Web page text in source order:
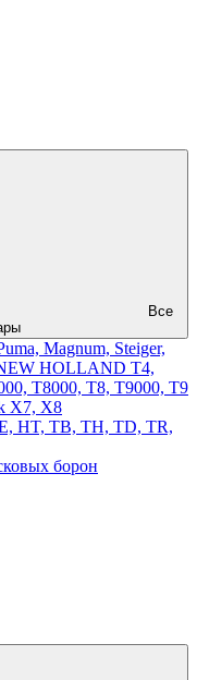
Все
Magnum, Steiger,
HOLLAND T4,
T8000, T8, T9000, T9
X7, X8
HT, TB, TH, TD, TR,
борон